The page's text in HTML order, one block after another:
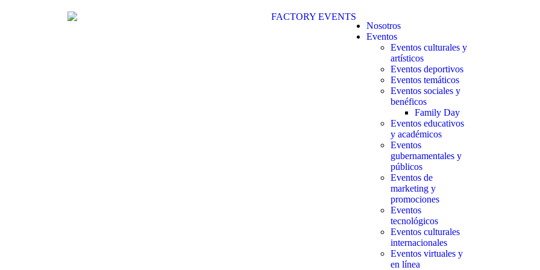
Nosotros
Eventos
Eventos culturales y
artísticos
Eventos deportivos
Eventos temáticos
Eventos sociales y
benéficos
Family Day
Eventos educativos
y académicos
Eventos
gubernamentales y
públicos
Eventos de
marketing y
promociones
Eventos
tecnológicos
Eventos culturales
internacionales
Eventos virtuales y
en línea